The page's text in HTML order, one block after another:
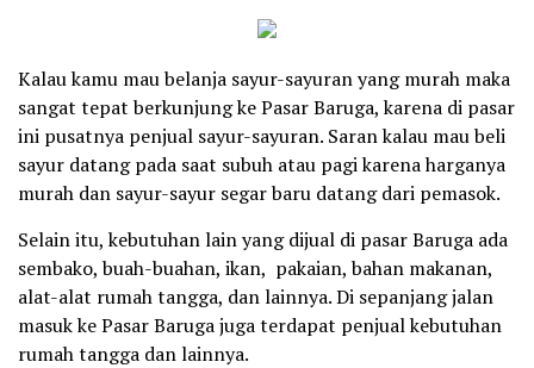
Kalau kamu mau belanja sayur-sayuran yang murah maka
sangat tepat berkunjung ke Pasar Baruga, karena di pasar
ini pusatnya penjual sayur-sayuran. Saran kalau mau beli
sayur datang pada saat subuh atau pagi karena harganya
murah dan sayur-sayur segar baru datang dari pemasok.
Selain itu, kebutuhan lain yang dijual di pasar Baruga ada
sembako, buah-buahan, ikan, pakaian, bahan makanan,
alat-alat rumah tangga, dan lainnya. Di sepanjang jalan
masuk ke Pasar Baruga juga terdapat penjual kebutuhan
rumah tangga dan lainnya.